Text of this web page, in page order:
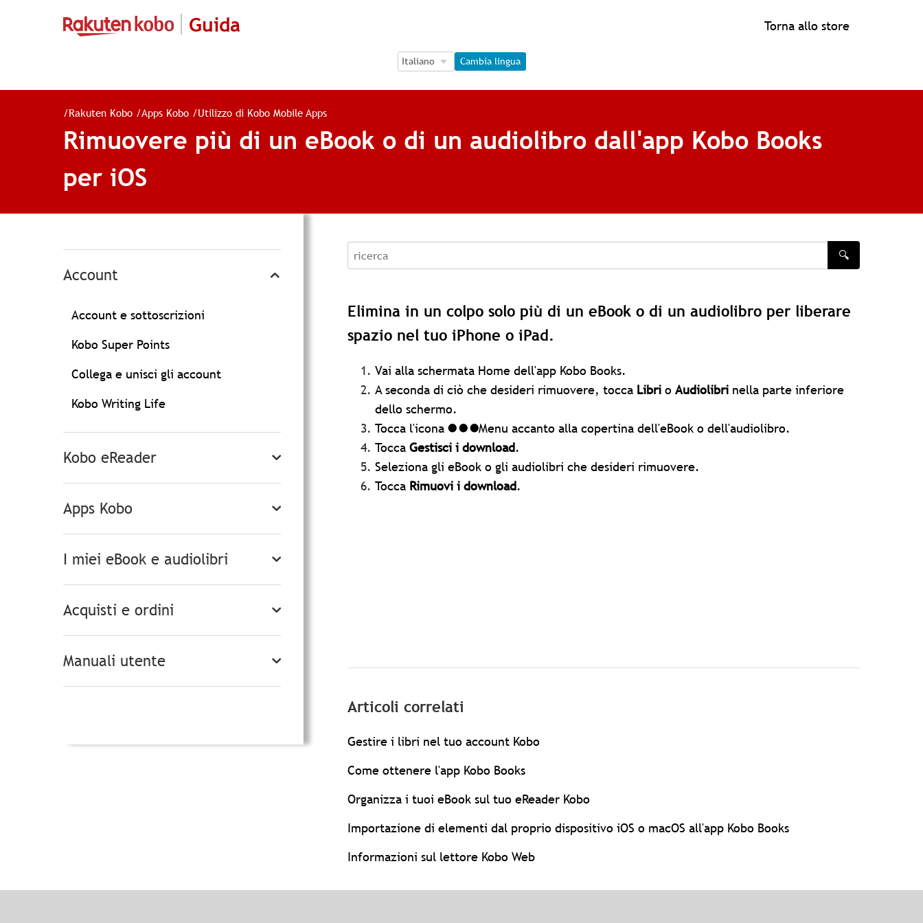
Guida Torna allo store
Language Selection
Language Selection
Cambia lingua
/Rakuten Kobo /Apps Kobo /Utilizzo di Kobo Mobile Apps
Rimuovere più di un eBook o di un audiolibro dall'app Kobo Books
per iOS
Account
Account e sottoscrizioni
Kobo Super Points
Collega e unisci gli account
Kobo Writing Life
Kobo eReader
Apps Kobo
I miei eBook e audiolibri
Acquisti e ordini
Manuali utente
recherche
🔍
Elimina in un colpo solo più di un eBook o di un audiolibro per liberare
spazio nel tuo iPhone o iPad.
Vai alla schermata Home dell'app Kobo Books.
A seconda di ciò che desideri rimuovere, tocca Libri o Audiolibri nella parte inferiore
dello schermo.
Tocca l'icona
Menu accanto alla copertina dell'eBook o dell'audiolibro.
Tocca Gestisci i download.
Seleziona gli eBook o gli audiolibri che desideri rimuovere.
Tocca Rimuovi i download.
Articoli correlati
Gestire i libri nel tuo account Kobo
Come ottenere l'app Kobo Books
Organizza i tuoi eBook sul tuo eReader Kobo
Importazione di elementi dal proprio dispositivo iOS o macOS all'app Kobo Books
Informazioni sul lettore Kobo Web